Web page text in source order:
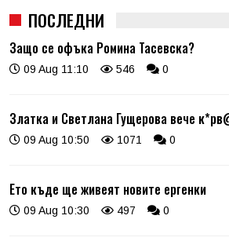
ПОСЛЕДНИ
Защо се офъка Ромина Тасевска?
09 Aug 11:10 546 0
Златка и Светлана Гущерова вече
09 Aug 10:50 1071 0
Ето къде ще живеят новите ергенки
09 Aug 10:30 497 0